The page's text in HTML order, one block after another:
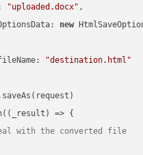
"uploaded.docx" ,
: new
:
"destination.html"
( _result ) => {
with the converted file